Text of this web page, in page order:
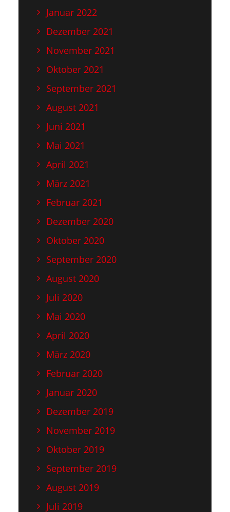
Januar 2022
Dezember 2021
November 2021
Oktober 2021
September 2021
August 2021
Juni 2021
Mai 2021
April 2021
März 2021
Februar 2021
Dezember 2020
Oktober 2020
September 2020
August 2020
Juli 2020
Mai 2020
April 2020
März 2020
Februar 2020
Januar 2020
Dezember 2019
November 2019
Oktober 2019
September 2019
August 2019
Juli 2019